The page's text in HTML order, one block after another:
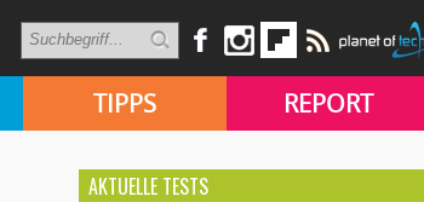
TIPPS REPORT
AKTUELLE TESTS